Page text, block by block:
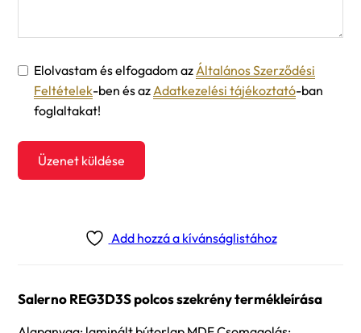
Elolvastam és elfogadom azÁltalános Szerződési
Feltételek-ben és azAdatkezelési tájékoztató-ban
foglaltakat!
Üzenet küldése
Add hozzá a kívánságlistához
Salerno REG3D3S polcos szekrény termékleírása